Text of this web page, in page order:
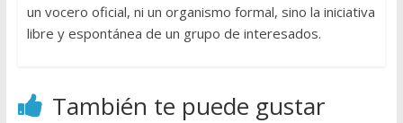
un vocero oficial, ni un organismo formal, sino la iniciativa
libre y espontánea de un grupo de interesados.
También te puede gustar